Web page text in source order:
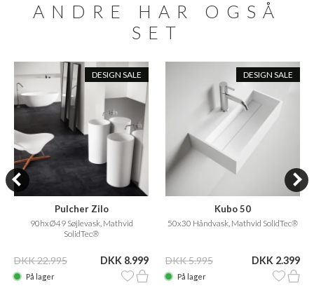
ANDRE HAR OGSÅ
SET
DESIGN SALE
Pulcher Zilo
90hxØ49 Søjlevask, Mathvid
SolidTec®
DKK 22.995 DKK 8.999
På lager
DESIGN SALE
Kubo 50
50x30 Håndvask, Mathvid SolidTec®
DKK 5.995 DKK 2.399
På lager